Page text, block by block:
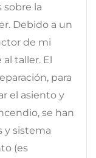
sobre la
Debido a un
de mi
taller. El
para
el asiento y
se han
y sistema
(es